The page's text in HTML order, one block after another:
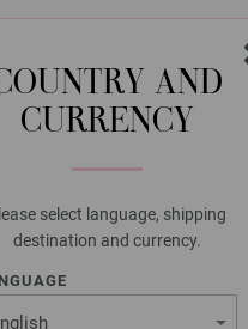
AND
CURRENCY
select language, shipping
destination and currency.
LANA GROSSA